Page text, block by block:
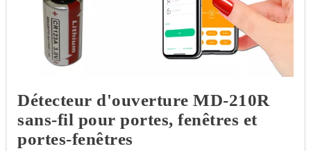
Détecteur d'ouverture MD-210R
sans-fil pour portes, fenêtres et
portes-fenêtres